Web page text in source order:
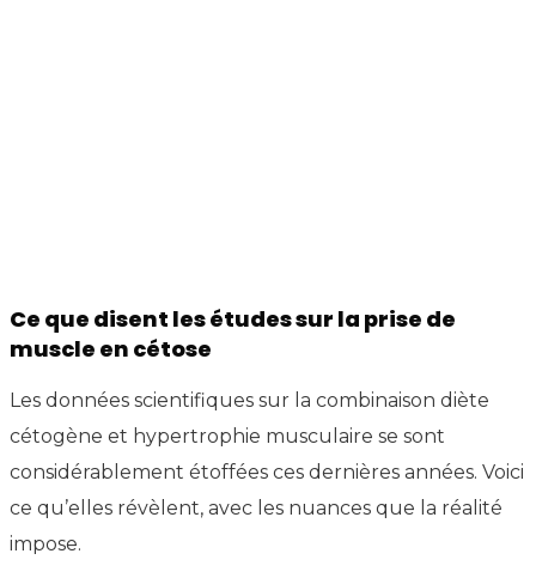
Ce que disent les études sur la prise de
muscle en cétose
Les données scientifiques sur la combinaison diète
cétogène et hypertrophie musculaire se sont
considérablement étoffées ces dernières années. Voici
ce qu’elles révèlent, avec les nuances que la réalité
impose.